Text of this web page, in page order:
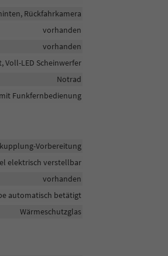
Rückfahrkamera
vorhanden
vorhanden
Voll-LED Scheinwerfer
Notrad
Funkfernbedienung
Vorbereitung
elektrisch verstellbar
vorhanden
automatisch betätigt
Wärmeschutzglas